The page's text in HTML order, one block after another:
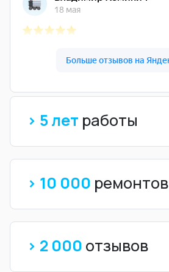
> 5 лет работы
> 10 000 ремонтов
> 2 000 отзывов